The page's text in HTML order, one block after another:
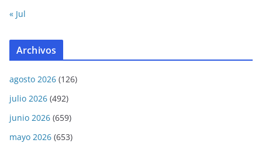
« Jul
Archivos
agosto 2026 (126)
julio 2026 (492)
junio 2026 (659)
mayo 2026 (653)